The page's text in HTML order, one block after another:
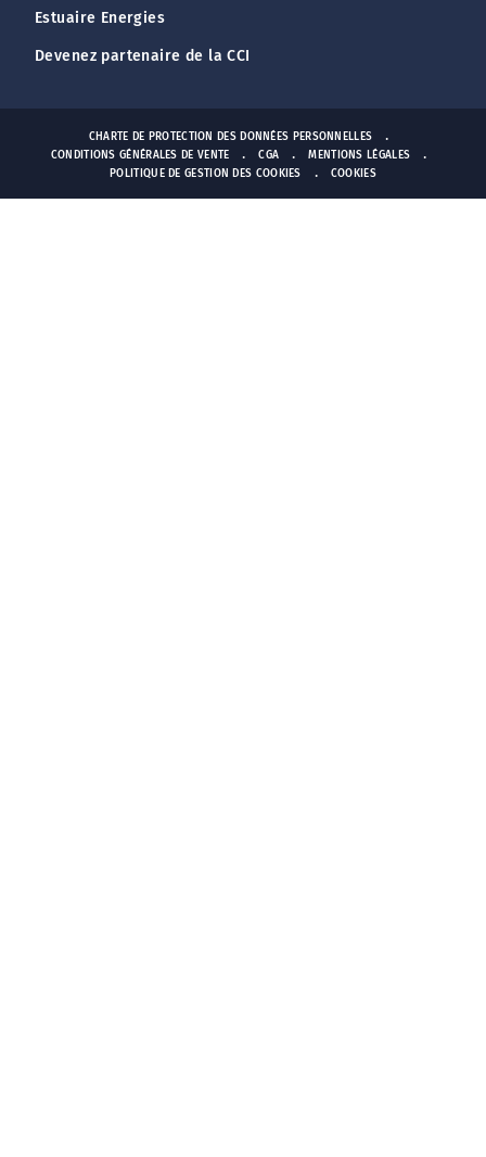
Estuaire Energies
Devenez partenaire de la CCI
CHARTE DE PROTECTION DES DONNÉES PERSONNELLES
CONDITIONS GÉNÉRALES DE VENTE
CGA
MENTIONS LÉGALES
POLITIQUE DE GESTION DES COOKIES
COOKIES